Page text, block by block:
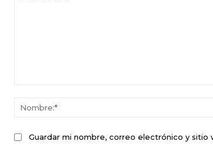
Guardar mi nombre, correo electrónico y